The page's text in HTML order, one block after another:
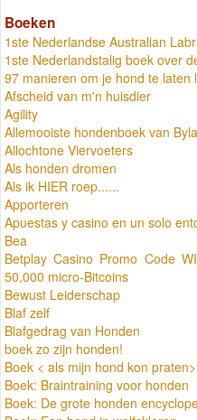
Boeken
1ste Nederlandse Australian
1ste Nederlandstalig boek over
97 manieren om je hond te laten
Afscheid van m'n huisdier
Agility
Allemooiste hondenboek van
Allochtone Viervoeters
Als honden dromen
Als ik HIER roep......
Apporteren
Apuestas y casino en un solo
Bea
Betplay Casino Promo Code
50,000 micro-Bitcoins
Bewust Leiderschap
Blaf zelf
Blafgedrag van Honden
boek zo zijn honden!
Boek < als mijn hond kon praten>
Boek: Braintraining voor honden
Boek: De grote honden